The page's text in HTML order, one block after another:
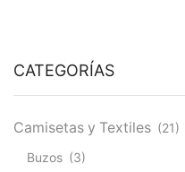
CATEGORÍAS
Camisetas y Textiles (21)
Buzos (3)